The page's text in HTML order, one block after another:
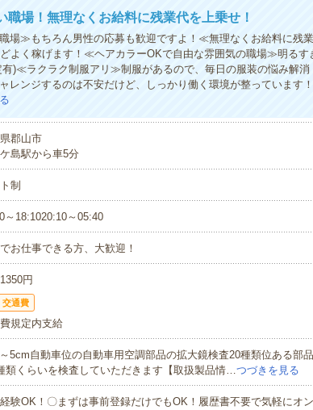
職場！無理なくお給料に残業代を上乗せ！
場≫もちろん男性の応募も歓迎ですよ！≪無理なくお給料に残
よく稼げます！≪ヘアカラーOKで自由な雰囲気の職場≫明るす
有)≪ラクラク制服アリ≫制服があるので、毎日の服装の悩み解
レンジするのは不安だけど、しっかり働く環境が整っています
郡山市
島駅から車5分
制
～18:1020:10～05:40
お仕事できる方、大歓迎！
円
交通費
規定内支給
5cm自動車位の自動車用空調部品の拡大鏡検査20種類位ある部
類くらいを検査していただきます【取扱製品情…つづきを見る
験OK！〇まずは事前登録だけでもOK！履歴書不要で気軽にオ